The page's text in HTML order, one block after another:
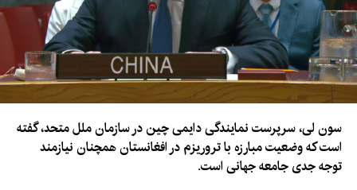
سون لی، سرپرست نمایندگی دایمی چین در سازمان ملل متحد، گفته
است که وضعیت مبارزه با تروریزم در افغانستان همچنان نیازمند
توجه جدی جامعه جهانی است.